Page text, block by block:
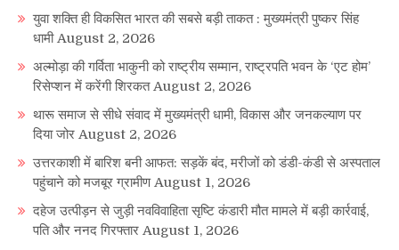
युवा शक्ति ही विकसित भारत की सबसे बड़ी ताकत : मुख्यमंत्री पुष्कर सिंह
धामी August 2, 2026
अल्मोड़ा की गर्विता भाकुनी को राष्ट्रीय सम्मान, राष्ट्रपति भवन के ‘एट होम’
रिसेप्शन में करेंगी शिरकत August 2, 2026
थारू समाज से सीधे संवाद में मुख्यमंत्री धामी, विकास और जनकल्याण पर
दिया जोर August 2, 2026
उत्तरकाशी में बारिश बनी आफत: सड़कें बंद, मरीजों को डंडी-कंडी से अस्पताल
पहुंचाने को मजबूर ग्रामीण August 1, 2026
दहेज उत्पीड़न से जुड़ी नवविवाहिता सृष्टि कंडारी मौत मामले में बड़ी कार्रवाई,
पति और ननद गिरफ्तार August 1, 2026